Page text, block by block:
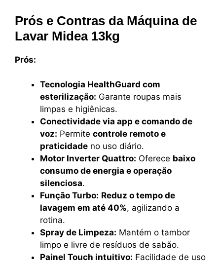
Prós e Contras da Máquina de
Lavar Midea 13kg
Prós:
Tecnologia HealthGuard com
esterilização: Garante roupas mais
limpas e higiênicas.
Conectividade via app e comando de
voz: Permite controle remoto e
praticidade no uso diário.
Motor Inverter Quattro: Oferece baixo
consumo de energia e operação
silenciosa.
Função Turbo: Reduz o tempo de
lavagem em até 40%, agilizando a
rotina.
Spray de Limpeza: Mantém o tambor
limpo e livre de resíduos de sabão.
Painel Touch intuitivo: Facilidade de uso